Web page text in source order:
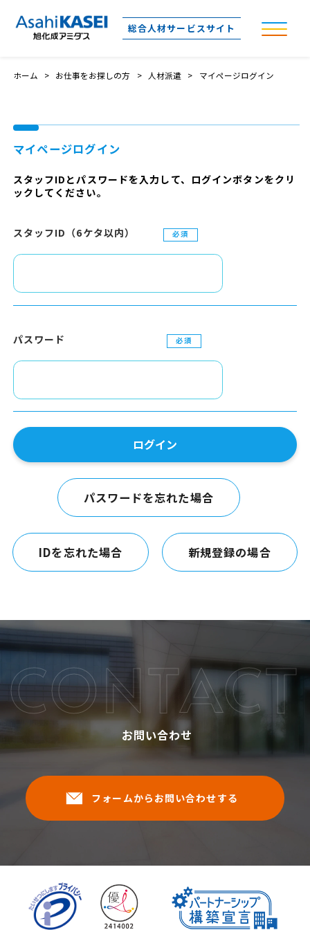
総合人材サービスサイト
ホーム お仕事をお探しの方 人材派遣 マイページログイン
マイページログイン
スタッフIDとパスワードを入力して、ログインボタンをクリ
ックしてください。
スタッフID（6ケタ以内） 必須
パスワード 必須
ログイン
パスワードを忘れた場合
IDを忘れた場合 新規登録の場合
CONTACT
お問い合わせ
フォームからお問い合わせする